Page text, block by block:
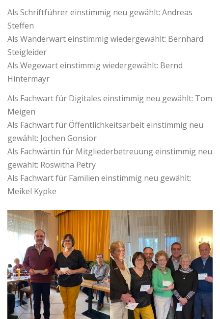
Als Schriftführer einstimmig neu gewählt: Andreas
Steffen
Als Wanderwart einstimmig wiedergewählt: Bernhard
Steigleider
Als Wegewart einstimmig wiedergewählt: Bernd
Hintermayr
Als Fachwart für Digitales einstimmig neu gewählt: Tom
Meigen
Als Fachwart für Öffentlichkeitsarbeit einstimmig neu
gewählt: Jochen Gonsior
Als Fachwärtin für Mitgliederbetreuung einstimmig neu
gewählt: Roswitha Petry
Als Fachwart für Familien einstimmig neu gewählt:
Meikel Kypke